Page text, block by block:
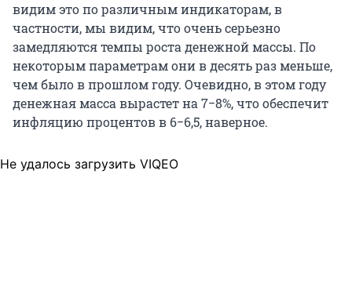
видим это по различным индикаторам, в
частности, мы видим, что очень серьезно
замедляются темпы роста денежной массы. По
некоторым параметрам они в десять раз меньше,
чем было в прошлом году. Очевидно, в этом году
денежная масса вырастет на 7−8%, что обеспечит
инфляцию процентов в 6−6,5, наверное.
Не удалось загрузить VIQEO